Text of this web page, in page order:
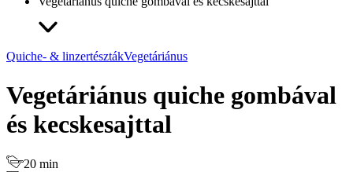
Quiche- & linzertésztákVegetáriánus
Vegetáriánus quiche gombával
és kecskesajttal
20 min